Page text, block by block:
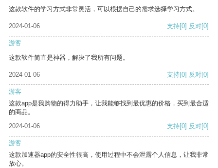
这款软件的学习方式非常灵活，可以根据自己的需求选择学习方式。
2024-01-06 支持[0] 反对[0]
游客
这款软件简直是神器，解决了我所有问题。
2024-01-06 支持[0] 反对[0]
游客
这款app是我购物的得力助手，让我能够找到最优惠的价格，买到最合适
的商品。
2024-01-06
支持[0] 反对[0]
游客
这款加速器app的安全性很高，使用过程中不会泄露个人信息，让我非常
放心。